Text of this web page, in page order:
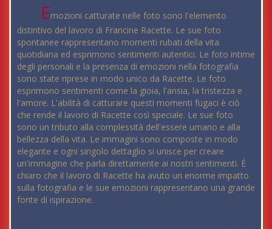
Emozioni catturate nelle foto sono l'elemento
distintivo del lavoro di Francine Racette. Le sue foto
spontanee rappresentano momenti rubati della vita
quotidiana ed esprimono sentimenti autentici. Le foto intime
degli personali e la presenza di emozioni nella fotografia
sono state riprese in modo unico da Racette. Le foto
esprimono sentimenti come la gioia, l'ansia, la tristezza e
l'amore. L'abilità di catturare questi momenti fugaci è ciò
che rende il lavoro di Racette così speciale. Le sue foto
sono un tributo alla complessità dell'essere umano e alla
bellezza della vita. Le immagini sono composte in modo
elegante e ogni singolo dettaglio si unisce per creare
un'immagine che parla direttamente ai nostri sentimenti. É
chiaro che il lavoro di Racette ha avuto un enorme impatto
sulla fotografia e le sue emozioni rappresentano una grande
fonte di ispirazione.